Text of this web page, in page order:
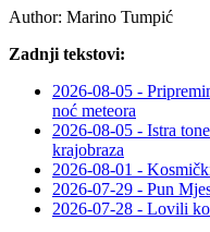
Author: Marino Tumpić
Zadnji tekstovi:
2026-08-05 -
noć meteora
2026-08-05 - Istra
krajobraza
2026-08-01 -
2026-07-29 - Pun
2026-07-28 - Lovili